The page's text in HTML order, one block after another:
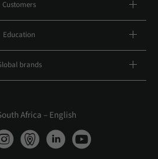
Customers
Education
brands
Africa – English